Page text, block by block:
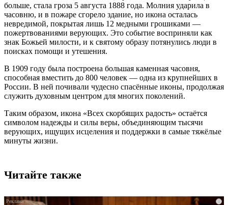
больше, стала гроза 5 августа 1888 года. Молния ударила в
часовню, и в пожаре сгорело здание, но икона осталась
невредимой, покрытая лишь 12 медными грошиками —
пожертвованиями верующих. Это событие восприняли как
знак Божьей милости, и к святому образу потянулись люди в
поисках помощи и утешения.
В 1909 году была построена большая каменная часовня,
способная вместить до 800 человек — одна из крупнейших в
России. В ней почивали чудесно спасённые иконы, продолжая
служить духовным центром для многих поколений.
Таким образом, икона «Всех скорбящих радость» остаётся
символом надежды и силы веры, объединяющим тысячи
верующих, ищущих исцеления и поддержки в самые тяжёлые
минуты жизни.
Читайте также
i